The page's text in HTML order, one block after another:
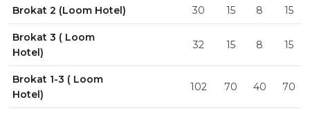
Brokat 2 (Loom Hotel) 30 15 8 15
Brokat 3 ( Loom
Hotel)
32 15 8 15
Brokat 1-3 ( Loom
Hotel)
102 70 40 70